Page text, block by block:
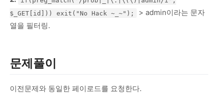
$_GET[id])) exit("No Hack ~_~");
> admin이라는 문자
열을 필터링.
문제풀이
이전문제와 동일한 페이로드를 요청한다.